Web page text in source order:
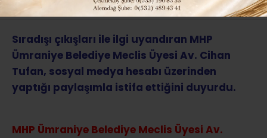
Sıradışı çıkışları ile ilgi uyandıran MHP
Ümraniye Belediye Meclis Üyesi Av. Cihan
Tufan, sosyal medya hesabı üzerinden
yaptığı paylaşımla istifa ettiğini duyurdu.
MHP Ümraniye Belediye Meclis Üyesi Av.